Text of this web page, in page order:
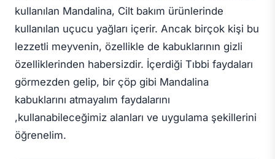
kullanılan Mandalina, Cilt bakım ürünlerinde
kullanılan uçucu yağları içerir. Ancak birçok kişi bu
lezzetli meyvenin, özellikle de kabuklarının gizli
özelliklerinden habersizdir. İçerdiği Tıbbi faydaları
görmezden gelip, bir çöp gibi Mandalina
kabuklarını atmayalım faydalarını
,kullanabileceğimiz alanları ve uygulama şekillerini
öğrenelim.